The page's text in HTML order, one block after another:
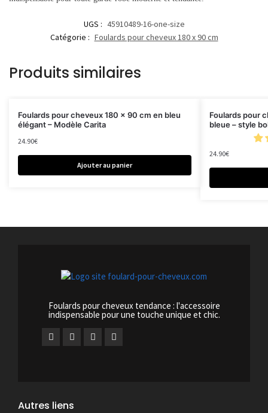
UGS : 45910489-16-one-size
Catégorie : Foulards pour cheveux 180 x 90 cm
Produits similaires
Foulards pour cheveux 180 x 90 cm en bleu
élégant – Modèle Carita
24.90€
Ajouter au panier
Foulards pour
bleue – style
24.90€
Foulards pour cheveux tendance : l'accessoire
indispensable pour une touche unique et chic.
Autres liens